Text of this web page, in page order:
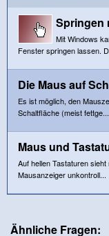
Springen
Mit Windows
Fenster springen lassen.
Die Maus auf
Es ist möglich, den
Schaltfläche (meist fettge...
Maus und
Auf hellen Tastaturen
Mausanzeiger unkontroll...
Ähnliche Fragen: